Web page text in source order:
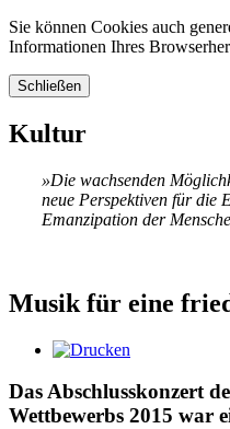
Sie können Cookies auch
Informationen Ihres
Schließen
Kultur
»Die wachsenden
neue Perspektiven für die
Emanzipation der
Musik für eine
Das Abschlusskonzert
Wettbewerbs 2015 war